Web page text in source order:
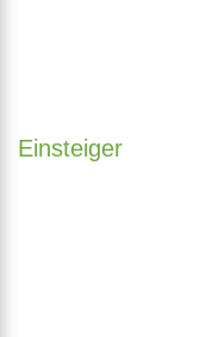
Einsteiger